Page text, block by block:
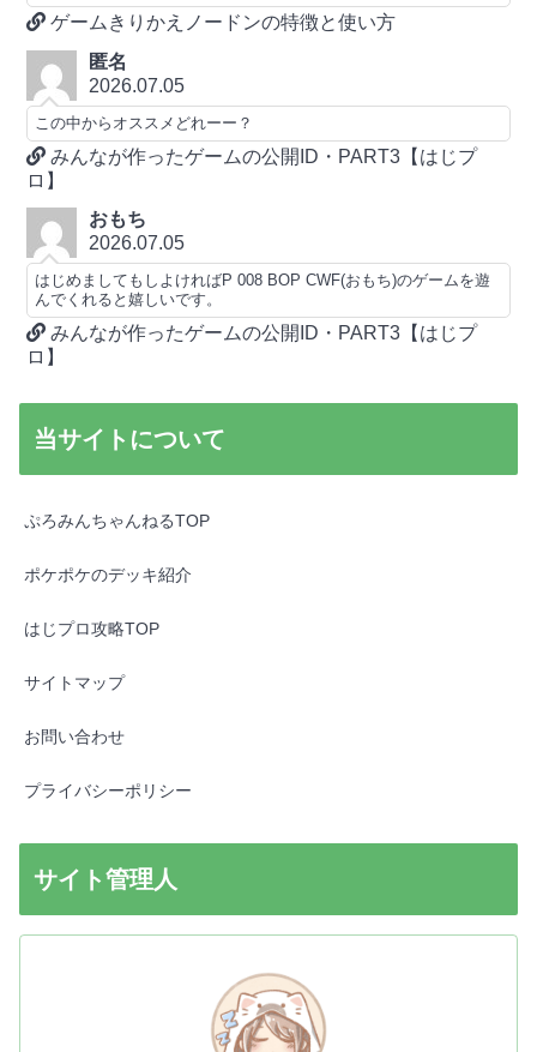
ゲームきりかえノードンの特徴と使い方
匿名
2026.07.05
この中からオススメどれーー？
みんなが作ったゲームの公開ID・PART3【はじプ
ロ】
おもち
2026.07.05
はじめましてもしよければP 008 BOP CWF(おもち)のゲームを遊
んでくれると嬉しいです。
みんなが作ったゲームの公開ID・PART3【はじプ
ロ】
当サイトについて
ぷろみんちゃんねるTOP
ポケポケのデッキ紹介
はじプロ攻略TOP
サイトマップ
お問い合わせ
プライバシーポリシー
サイト管理人